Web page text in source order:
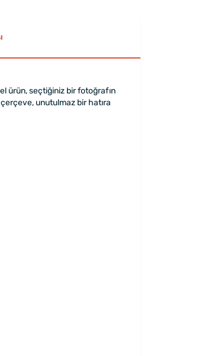
ürün, seçtiğiniz bir fotoğrafın
unutulmaz bir hatıra